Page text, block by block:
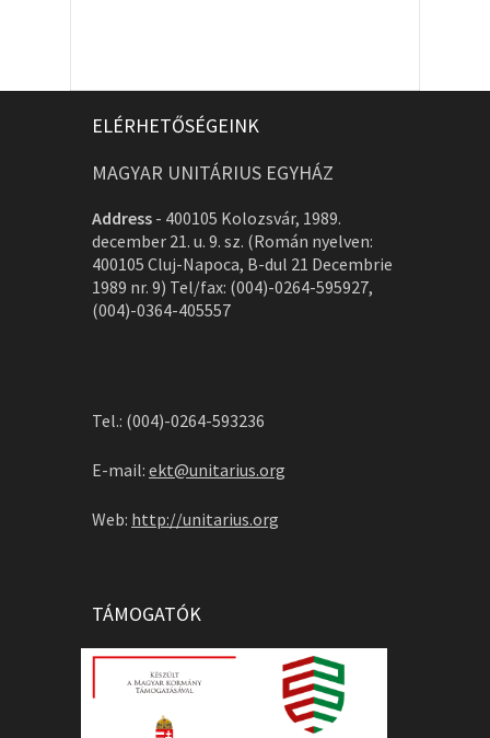
ELÉRHETŐSÉGEINK
MAGYAR UNITÁRIUS EGYHÁZ
Address - 400105 Kolozsvár, 1989.
december 21. u. 9. sz. (Román nyelven:
400105 Cluj-Napoca, B-dul 21 Decembrie
1989 nr. 9) Tel/fax: (004)-0264-595927,
(004)-0364-405557
Tel.: (004)-0264-593236
E-mail: ekt@unitarius.org
Web: http://unitarius.org
TÁMOGATÓK